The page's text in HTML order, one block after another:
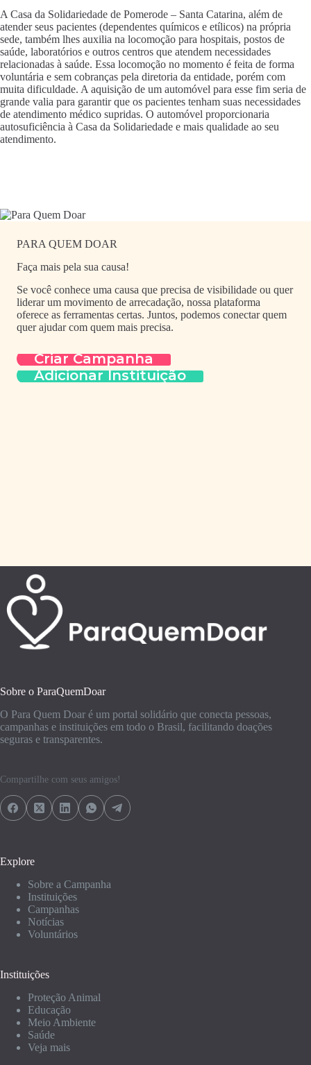
A Casa da Solidariedade de Pomerode – Santa Catarina, além de
atender seus pacientes (dependentes químicos e etílicos) na própria
sede, também lhes auxilia na locomoção para hospitais, postos de
saúde, laboratórios e outros centros que atendem necessidades
relacionadas à saúde. Essa locomoção no momento é feita de forma
voluntária e sem cobranças pela diretoria da entidade, porém com
muita dificuldade. A aquisição de um automóvel para esse fim seria de
grande valia para garantir que os pacientes tenham suas necessidades
de atendimento médico supridas. O automóvel proporcionaria
autosuficiência à Casa da Solidariedade e mais qualidade ao seu
atendimento.
PARA QUEM DOAR
Faça mais pela sua causa!
Se você conhece uma causa que precisa de visibilidade ou quer
liderar um movimento de arrecadação, nossa plataforma
oferece as ferramentas certas. Juntos, podemos conectar quem
quer ajudar com quem mais precisa.
Criar Campanha
Adicionar Instituição
Sobre o ParaQuemDoar
O Para Quem Doar é um portal solidário que conecta pessoas,
campanhas e instituições em todo o Brasil, facilitando doações
seguras e transparentes.
Compartilhe com seus amigos!
Explore
Sobre a Campanha
Instituições
Campanhas
Notícias
Voluntários
Instituições
Proteção Animal
Educação
Meio Ambiente
Saúde
Veja mais